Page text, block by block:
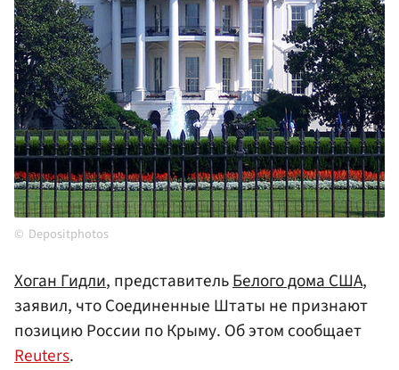
Depositphotos
Хоган Гидли, представительБелого дома США,
заявил, что Соединенные Штаты не признают
позицию России по Крыму. Об этом сообщает
Reuters.